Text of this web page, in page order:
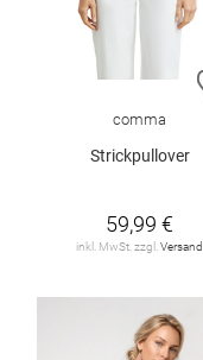
comma
Strickpullover
59,99 €
inkl. MwSt. zzgl. Versand